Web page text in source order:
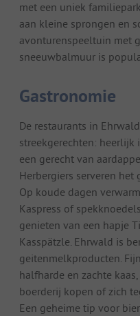
met een uniek
aan kleine sprongen en
avonturenspeeltuin met
sneeuwbalmuur is
Gastronomie
De restaurants in
streekgerechten:
een gerecht van
Herbergiers serveren het
Op koude dagen
Kaspress of
genieten van een hapje
Kasspätzle. Ehrwald is
geitenmelkproducten.
halfharde en zachte
boerderij kopen of zich
Een geheime tip voor